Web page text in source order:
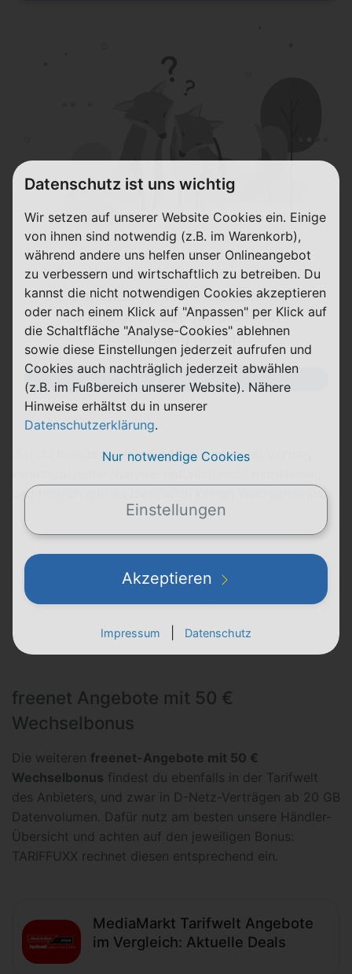
Uh-oh, unsere Füxxe konnten keine
Tarif-Ergebnisse für die Filter-
Einstellung finden.
Filter zurücksetzen
Bist du bereits bei freenet Mobilfunk unter Vertrag,
und folglich gibt es dann auch keinen Wechselbonus.
freenet als einfache Schritt-für-
freenet Angebote mit 50 €
Wechselbonus
Die weiteren freenet-Angebote mit 50 €
Wechselbonus findest du ebenfalls in der Tarifwelt
des Anbieters, und zwar in D-Netz-Verträgen ab 20 GB
Datenvolumen. Dafür nutz am besten unsere Händler-
Übersicht und achten auf den jeweiligen Bonus:
TARIFFUXX rechnet diesen entsprechend ein.
MediaMarkt Tarifwelt Angebote
im Vergleich: Aktuelle Deals
Datenschutz ist uns wichtig
Wir setzen auf unserer Website Cookies ein. Einige
von ihnen sind notwendig (z.B. im Warenkorb),
während andere uns helfen unser Onlineangebot
zu verbessern und wirtschaftlich zu betreiben. Du
kannst die nicht notwendigen Cookies akzeptieren
oder nach einem Klick auf "Anpassen" per Klick auf
die Schaltfläche "Analyse-Cookies" ablehnen
sowie diese Einstellungen jederzeit aufrufen und
Cookies auch nachträglich jederzeit abwählen
(z.B. im Fußbereich unserer Website). Nähere
Hinweise erhältst du in unserer
Datenschutzerklärung.
Nur notwendige Cookies
Einstellungen
Akzeptieren
Impressum Datenschutz